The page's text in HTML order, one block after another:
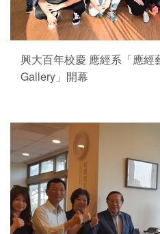
興大百年校慶 應經系「應經
Gallery」開幕